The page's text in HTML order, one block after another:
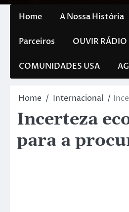
Home A Nossa História
Parceiros OUVIR RÁDIO
COMUNIDADES USA
Home Internacional
Incerteza
para a